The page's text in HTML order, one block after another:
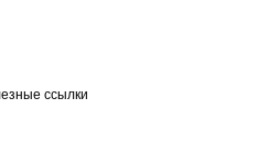
средства
"Правовой экспресс: от
ссылки